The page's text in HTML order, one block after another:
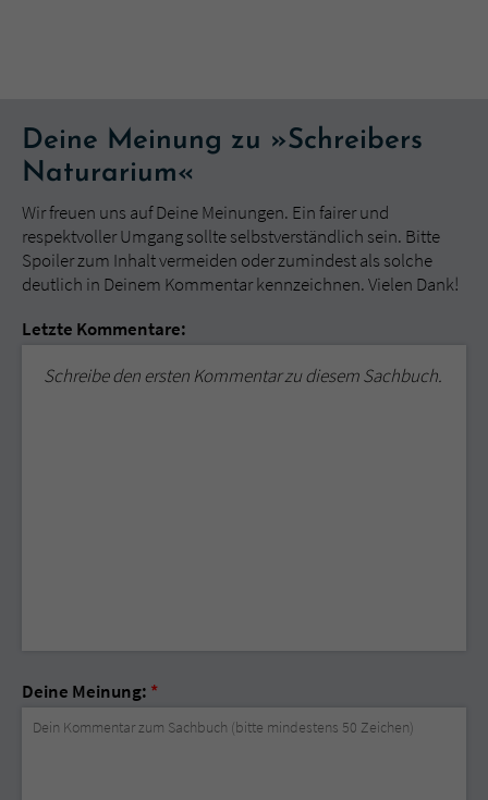
Deine Meinung zu »Schreibers
Naturarium«
Wir freuen uns auf Deine Meinungen. Ein fairer und
respektvoller Umgang sollte selbstverständlich sein. Bitte
Spoiler zum Inhalt vermeiden oder zumindest als solche
deutlich in Deinem Kommentar kennzeichnen. Vielen Dank!
Letzte Kommentare:
Schreibe den ersten Kommentar zu diesem Sachbuch.
Deine Meinung: *